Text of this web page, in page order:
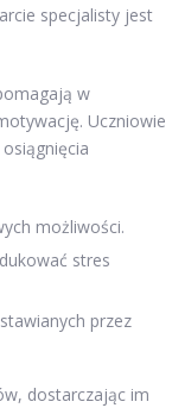
specjalisty jest
w
Uczniowie
możliwości.
stres
przez
dostarczając im